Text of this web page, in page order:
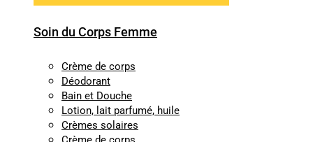
Soin du Corps Femme
Crème de corps
Déodorant
Bain et Douche
Lotion, lait parfumé, huile
Crèmes solaires